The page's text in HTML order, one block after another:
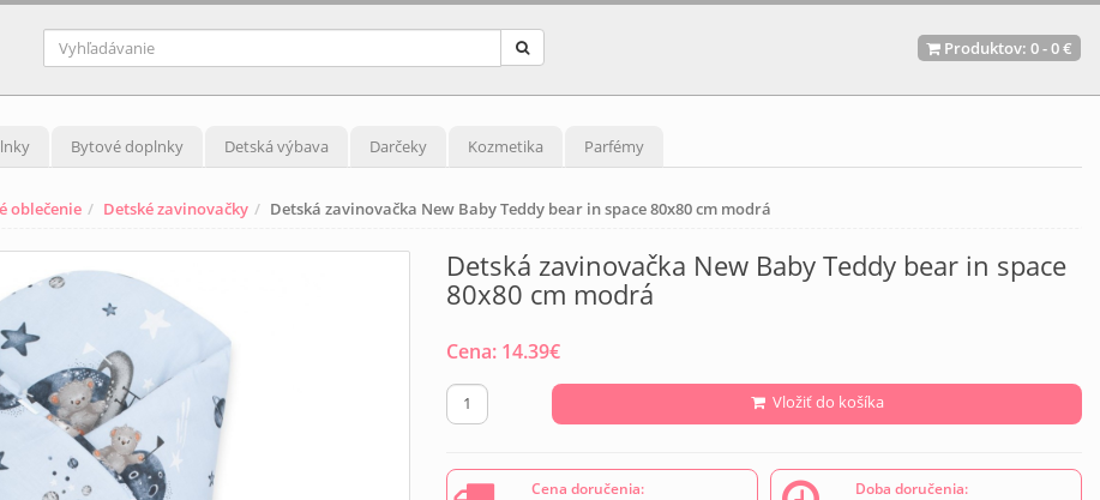
Produktov: 0-0 €
Bytové doplnky Detská výbava Darčeky Kozmetika Parfémy
oblečenie Detské zavinovačky Detská zavinovačka New Baby Teddy bear in space 80x80 cm modrá
Detská zavinovačka New Baby Teddy bear in space
80x80 cm modrá
Cena: 14.39€
Vložiť do košíka
Cena doručenia:
Doba doručenia: